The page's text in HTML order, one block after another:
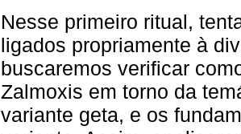
Nesse primeiro ritual,
ligados propriamente à
buscaremos verificar
Zalmoxis em torno da
variante geta, e os